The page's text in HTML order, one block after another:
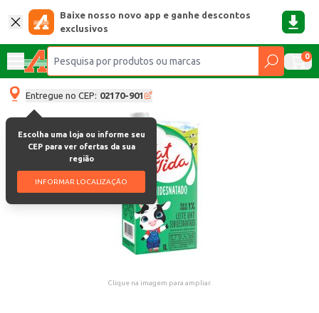
Baixe nosso novo app e ganhe descontos
exclusivos
0
Entregue no CEP: 02170-901
Escolha uma loja ou informe seu
CEP para ver ofertas da sua
região
INFORMAR LOCALIZAÇÃO
Clique na imagem para ampliar.